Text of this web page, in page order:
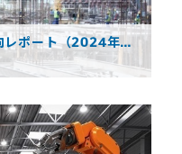
レポート（2024年度